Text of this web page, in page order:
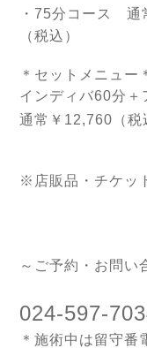
・75分コース 通
（税込）
＊セットメニュー
インディバ60分
通常￥12,760（
※店販品・チケッ
～ご予約・お問い
024-597-
＊施術中は留守番